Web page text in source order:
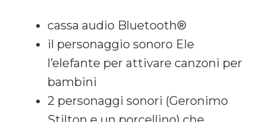
cassa audio Bluetooth®
il personaggio sonoro Ele
l’elefante per attivare canzoni per
bambini
2 personaggi sonori (Geronimo